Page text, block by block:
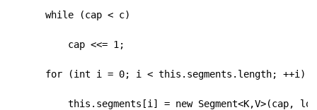
      while (cap < c)
          cap <<= 1;
      for (int i = 0; i < this.segments.length; ++i)